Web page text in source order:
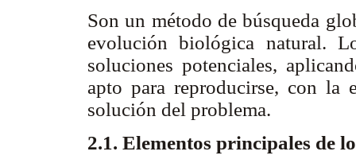
Son un método de búsqueda
evolución biológica natural.
soluciones potenciales,
apto para reproducirse, con la
solución del problema.
2.1. Elementos principales de